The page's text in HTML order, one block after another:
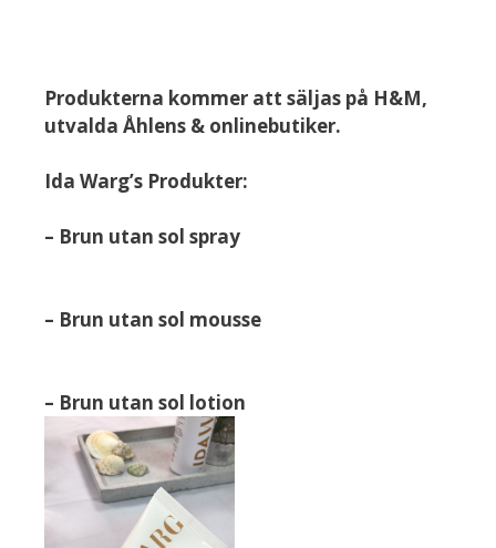
Produkterna kommer att säljas på H&M,
utvalda Åhlens & onlinebutiker.
Ida Warg’s Produkter:
– Brun utan sol spray
– Brun utan sol mousse
– Brun utan sol lotion